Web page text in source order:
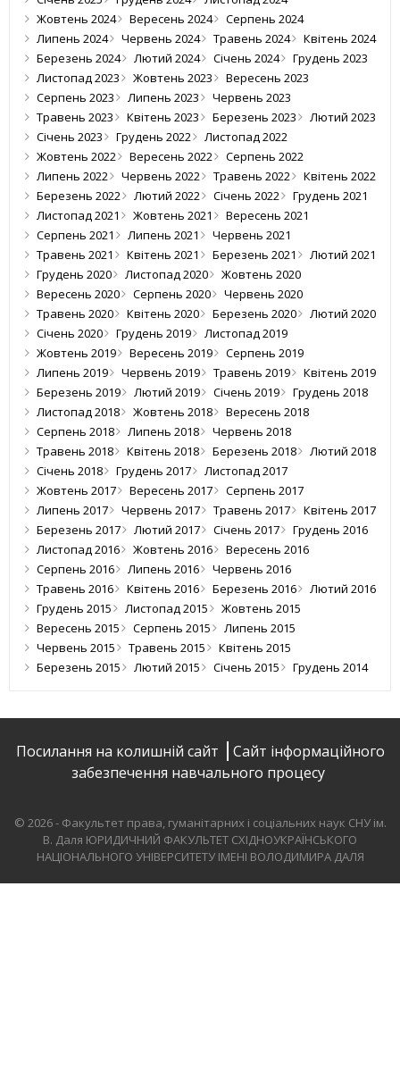
Жовтень 2024
Вересень 2024
Серпень 2024
Липень 2024
Червень 2024 Травень 2024
Квітень 2024
Березень 2024
Лютий 2024 Січень 2024
Грудень 2023
Листопад 2023
Жовтень 2023
Вересень 2023
Серпень 2023
Липень 2023
Червень 2023
Травень 2023
Квітень 2023 Березень 2023
Лютий 2023
Січень 2023
Грудень 2022
Листопад 2022
Жовтень 2022
Вересень 2022
Серпень 2022
Липень 2022
Червень 2022 Травень 2022
Квітень 2022
Березень 2022
Лютий 2022 Січень 2022
Грудень 2021
Листопад 2021
Жовтень 2021
Вересень 2021
Серпень 2021
Липень 2021
Червень 2021
Травень 2021
Квітень 2021 Березень 2021
Лютий 2021
Грудень 2020
Листопад 2020
Жовтень 2020
Вересень 2020
Серпень 2020
Червень 2020
Травень 2020
Квітень 2020 Березень 2020
Лютий 2020
Січень 2020
Грудень 2019
Листопад 2019
Жовтень 2019
Вересень 2019
Серпень 2019
Липень 2019
Червень 2019 Травень 2019
Квітень 2019
Березень 2019
Лютий 2019 Січень 2019
Грудень 2018
Листопад 2018
Жовтень 2018
Вересень 2018
Серпень 2018
Липень 2018
Червень 2018
Травень 2018
Квітень 2018 Березень 2018
Лютий 2018
Січень 2018
Грудень 2017
Листопад 2017
Жовтень 2017
Вересень 2017
Серпень 2017
Липень 2017
Червень 2017 Травень 2017
Квітень 2017
Березень 2017
Лютий 2017 Січень 2017
Грудень 2016
Листопад 2016
Жовтень 2016
Вересень 2016
Серпень 2016
Липень 2016
Червень 2016
Травень 2016
Квітень 2016 Березень 2016
Лютий 2016
Грудень 2015
Листопад 2015
Жовтень 2015
Вересень 2015
Серпень 2015
Липень 2015
Червень 2015
Травень 2015
Квітень 2015
Березень 2015
Лютий 2015 Січень 2015 Грудень 2014
Посилання на колишній сайт
Сайт інформаційного
забезпечення навчального процесу
© 2026 - Факультет права, гуманітарних і соціальних наук СНУ ім.
В. Даля ЮРИДИЧНИЙ ФАКУЛЬТЕТ СХІДНОУКРАЇНСЬКОГО
НАЦІОНАЛЬНОГО УНІВЕРСИТЕТУ ІМЕНІ ВОЛОДИМИРА ДАЛЯ